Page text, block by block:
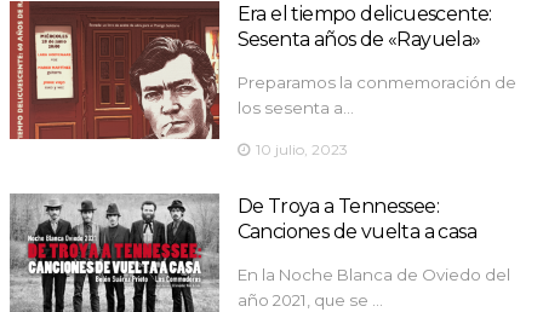
Era el tiempo delicuescente:
Sesenta años de «Rayuela»
Preparamos la conmemoración de
los sesenta a…
10 julio, 2023
De Troya a Tennessee:
Canciones de vuelta a casa
En la Noche Blanca de Oviedo del
año 2021, que se …